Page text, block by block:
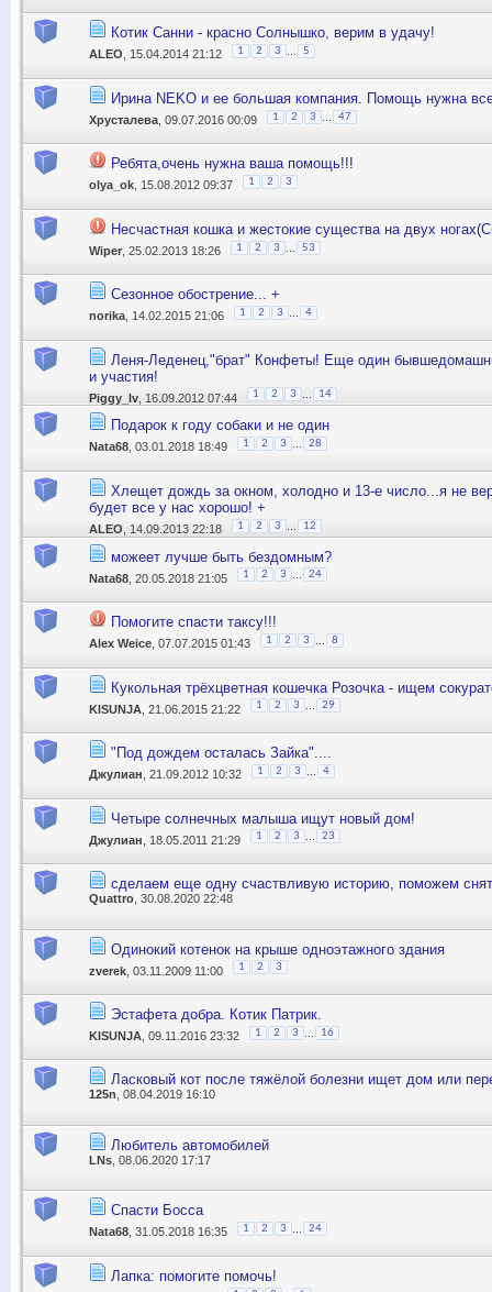
Котик Санни - красно Солнышко, верим в удачу!
ALEO , 15.04.2014 21:12 1 2 3 5
Ирина NEKO и ее большая компания. Помощь нужна
Хрусталева , 09.07.2016 00:09 1 2 3 47
Ребята,очень нужна ваша помощь!!!
olya_ok , 15.08.2012 09:37 1 2 3
Несчастная кошка и жестокие существа на двух
Wiper , 25.02.2013 18:26 1 2 3 53
Сезонное обострение... +
norika , 14.02.2015 21:06 1 2 3 4
Леня-Леденец,"брат" Конфеты! Еще один
и участия!
Piggy_lv , 16.09.2012 07:44 1 2 3 ... 14
Подарок к году собаки и не один
Nata68 , 03.01.2018 18:49 1 2 3 28
Хлещет дождь за окном, холодно и 13-е число...я не
будет все у нас хорошо! +
ALEO , 14.09.2013 22:18 1 2 3 12
можеет лучше быть бездомным?
Nata68 , 20.05.2018 21:05 1 2 3 ... 24
Помогите спасти таксу!!!
Alex Weice , 07.07.2015 01:43 1 2 3 8
Кукольная трёхцветная кошечка Розочка - ищем
KISUNJA , 21.06.2015 21:22 1 2 3 29
"Под дождем осталась Зайка"....
Джулиан , 21.09.2012 10:32 1 2 3 4
Четыре солнечных малыша ищут новый дом!
Джулиан , 18.05.2011 21:29 1 2 3 23
сделаем еще одну счаствливую историю, поможем
Quattro , 30.08.2020 22:48
Одинокий котенок на крыше одноэтажного здания
zverek , 03.11.2009 11:00 1 2 3
Эстафета добра. Котик Патрик.
KISUNJA , 09.11.2016 23:32 1 2 3 16
Ласковый кот после тяжёлой болезни ищет дом или
125n, 08.04.2019 16:10
Любитель автомобилей
LNs , 08.06.2020 17:17
Спасти Босса
Nata68 , 31.05.2018 16:35 1 2 3 24
Лапка: помогите помочь!